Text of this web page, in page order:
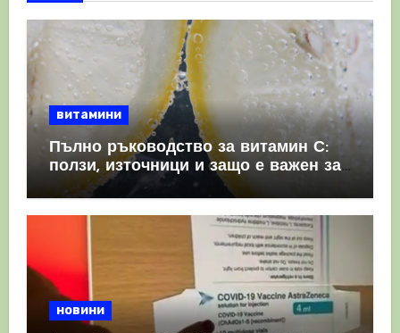
витамини
Пълно ръководство за витамин С:
ползи, източници и защо е важен за
имунната система
новини